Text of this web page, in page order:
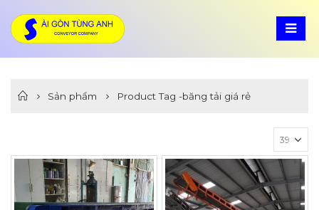
Sản phẩm Product Tag -băng tải giá rẻ